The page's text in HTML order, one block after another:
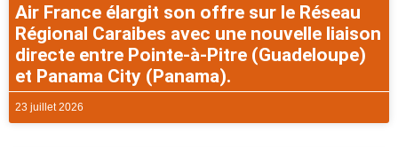
Air France élargit son offre sur le Réseau
Régional Caraibes avec une nouvelle liaison
directe entre Pointe-à-Pitre (Guadeloupe)
et Panama City (Panama).
23 juillet 2026